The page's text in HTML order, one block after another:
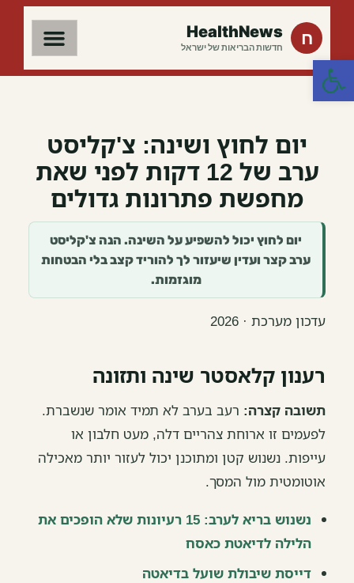
פתח סרגל נגישות
ח HealthNews
חדשות הבריאות של ישראל
יום לחוץ יכול להשפיע על השינה. הנה צ'קליסט
ערב קצר ועדין שיעזור לך להוריד קצב בלי הבטחות
מוגזמות.
יום לחוץ ושינה: צ'קליסט
ערב של 12 דקות לפני שאת
מחפשת פתרונות גדולים
עדכון מערכת · 2026
רענון קלאסטר שינה ותזונה
תשובה קצרה: רעב בערב לא תמיד אומר שנשברת.
לפעמים זו ארוחת צהריים דלה, מעט חלבון או
עייפות. נשנוש קטן ומתוכנן יכול לעזור יותר מאכילה
אוטומטית מול המסך.
נשנוש בריא לערב: 15 רעיונות שלא הופכים את
הלילה לדיאטת כאסח
דייסת שיבולת שועל בדיאטה